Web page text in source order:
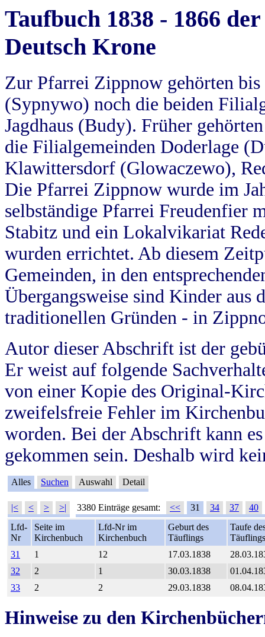
Taufbuch 1838 - 1866
Deutsch Krone
Zur Pfarrei Zippnow gehörten
(Sypnywo) noch die beiden
Jagdhaus (Budy). Früher
die Filialgemeinden Doderlage
Klawittersdorf (Glowaczewo),
Die Pfarrei Zippnow wurde im
selbständige Pfarrei Freudenfier
Stabitz und ein Lokalvikariat
wurden errichtet. Ab diesem
Gemeinden, in den
Übergangsweise sind Kinder aus
traditionellen Gründen - in
Autor dieser Abschrift ist der
Er weist auf folgende
von einer Kopie des Original-
zweifelsfreie Fehler im
worden. Bei der Abschrift kann
gekommen sein. Deshalb wird
Alles Suchen Auswahl Detail
|< < > >| 3380 Einträge gesamt: << 31 34 37
40
Lfd-
Nr
Seite im
Kirchenbuch
Lfd-Nr im
Kirchenbuch
Geburt des
Täuflings
Taufe
Täuflings
31
1 12 17.03.1838
32
2 1 30.03.1838
33
2 2 29.03.1838
Hinweise zu den